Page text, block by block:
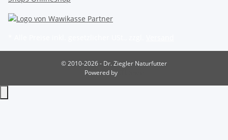
© 2010-2026 - Dr. Ziegler Naturfutter
Powered by